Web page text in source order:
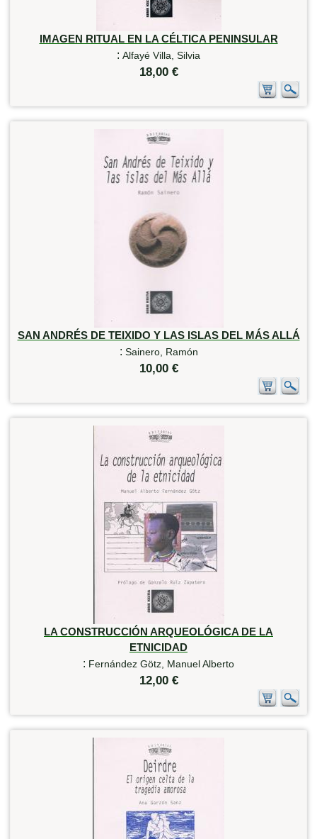
IMAGEN RITUAL EN LA CÉLTICA PENINSULAR
: Alfayé Villa, Silvia
18,00 €
SAN ANDRÉS DE TEIXIDO Y LAS ISLAS DEL MÁS ALLÁ
: Sainero, Ramón
10,00 €
LA CONSTRUCCIÓN ARQUEOLÓGICA DE LA
ETNICIDAD
: Fernández Götz, Manuel Alberto
12,00 €